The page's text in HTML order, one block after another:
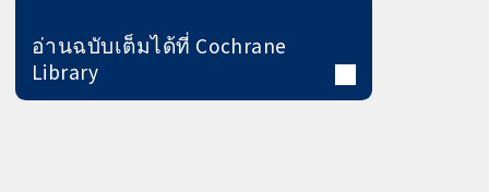
อ่านฉบับเต็มได้ที่ Cochrane
Library